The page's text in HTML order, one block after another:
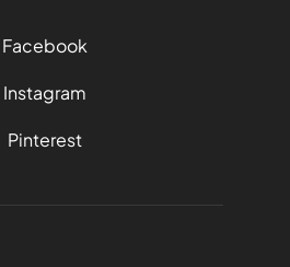
Facebook
Instagram
Pinterest